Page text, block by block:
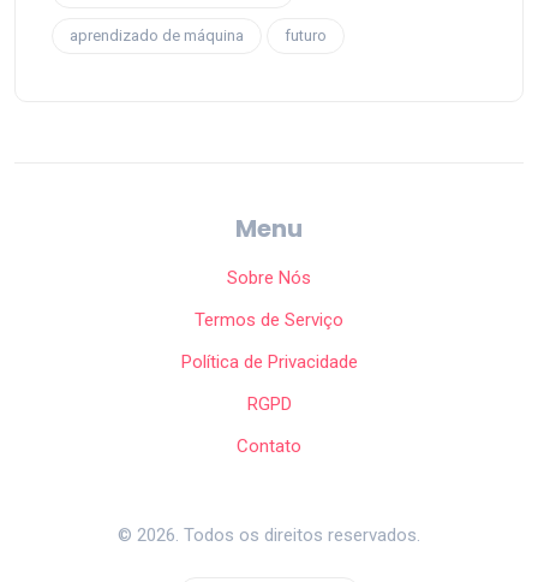
aprendizado de máquina futuro
Menu
Sobre Nós
Termos de Serviço
Política de Privacidade
RGPD
Contato
© 2026. Todos os direitos reservados.